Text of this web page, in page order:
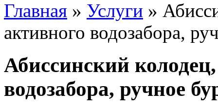
Главная » Услуги »
активного водозабора,
Абиссинский
водозабора, ручное